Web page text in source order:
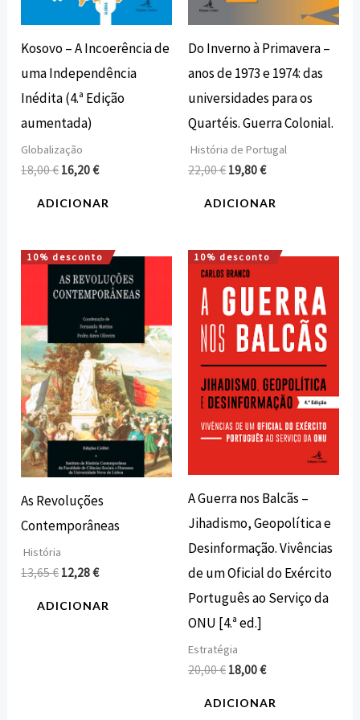
Kosovo – A Incoerência de
uma Independência
Inédita (4.ª Edição
aumentada)
Globalização
18,00€ 16,20€
ADICIONAR
Do Inverno à Primavera –
anos de 1973 e 1974: das
universidades para os
Quartéis. Guerra Colonial.
História de Portugal
22,00€ 19,80€
ADICIONAR
10% desconto
As Revoluções
Contemporâneas
História
13,65€
O
preço
original
13,65 €.
12,28€
O
preço
atual
12,28 €.
ADICIONAR
10% desconto
A Guerra nos Balcãs –
Jihadismo, Geopolítica e
Desinformação. Vivências
de um Oficial do Exército
Português ao Serviço da
ONU [4.ª ed.]
Estratégia
20,00€
O
preço
original
era:
20,00 €.
18,00€
O
atual
é:
18,00 €.
ADICIONAR